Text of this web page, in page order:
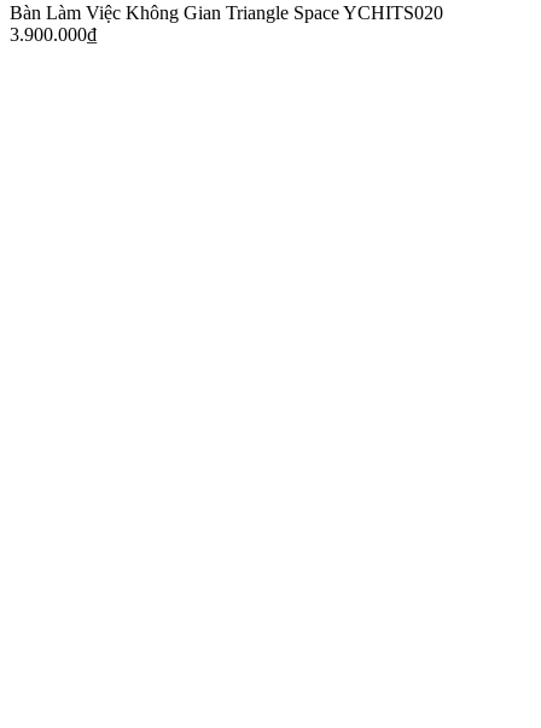
Bàn Làm Việc Không Gian Triangle Space YCHITS020
3.900.000₫